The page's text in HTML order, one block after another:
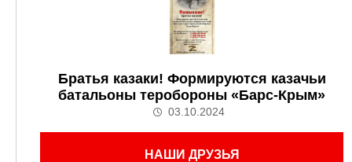
Братья казаки! Формируются казачьи
батальоны теробороны «Барс-Крым»
03.10.2024
НАШИ ДРУЗЬЯ